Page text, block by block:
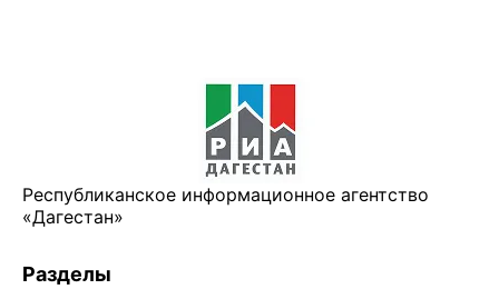
Республиканское информационное агентство
«Дагестан»
Разделы